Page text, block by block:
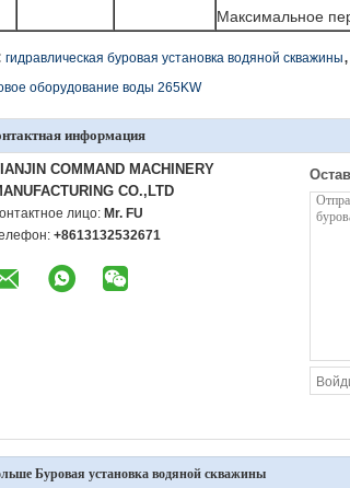
Максимальное
гидравлическая буровая установка водяной скважины,
оборудование воды 265KW
информация
COMMAND MACHINERY
CO.,LTD
лицо: Mr. FU
+8613132532671
Буровая установка водяной скважины